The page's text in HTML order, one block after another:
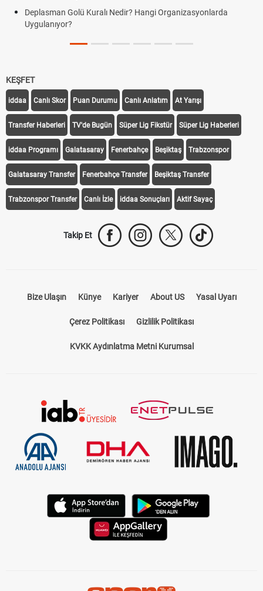
Deplasman Golü Kuralı Nedir? Hangi Organizasyonlarda
Uygulanıyor?
KEŞFET
iddaa Canlı Skor Puan Durumu Canlı Anlatım At Yarışı
Transfer Haberleri TV'de Bugün Süper Lig Fikstür Süper Lig Haberleri
iddaa Programı Galatasaray Fenerbahçe Beşiktaş Trabzonspor
Galatasaray Transfer Fenerbahçe Transfer Beşiktaş Transfer
Trabzonspor Transfer Canlı İzle iddaa Sonuçları Aktif Sayaç
Takip Et
Bize Ulaşın Künye Kariyer About US Yasal Uyarı
Çerez Politikası Gizlilik Politikası
KVKK Aydınlatma Metni Kurumsal